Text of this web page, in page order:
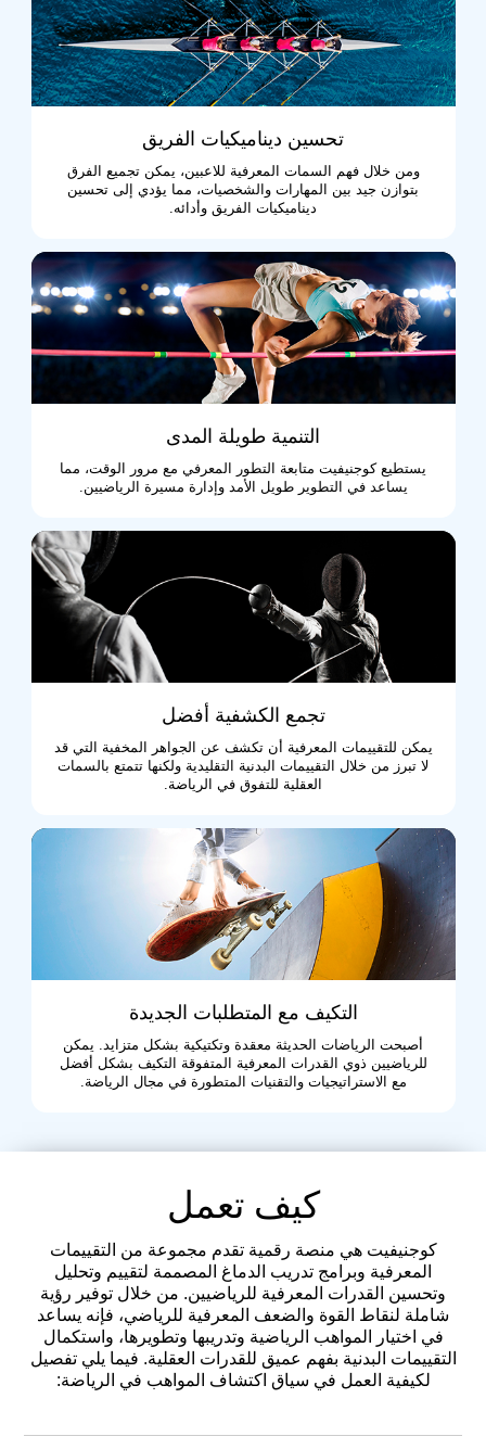
تحسين ديناميكيات الفريق
ومن خلال فهم السمات المعرفية للاعبين، يمكن تجميع الفرق
بتوازن جيد بين المهارات والشخصيات، مما يؤدي إلى تحسين
ديناميكيات الفريق وأدائه.
التنمية طويلة المدى
يستطيع كوجنيفيت متابعة التطور المعرفي مع مرور الوقت، مما
يساعد في التطوير طويل الأمد وإدارة مسيرة الرياضيين.
تجمع الكشفية أفضل
يمكن للتقييمات المعرفية أن تكشف عن الجواهر المخفية التي قد
لا تبرز من خلال التقييمات البدنية التقليدية ولكنها تتمتع بالسمات
العقلية للتفوق في الرياضة.
التكيف مع المتطلبات الجديدة
أصبحت الرياضات الحديثة معقدة وتكتيكية بشكل متزايد. يمكن
للرياضيين ذوي القدرات المعرفية المتفوقة التكيف بشكل أفضل
مع الاستراتيجيات والتقنيات المتطورة في مجال الرياضة.
كيف تعمل
كوجنيفيت هي منصة رقمية تقدم مجموعة من التقييمات
المعرفية وبرامج تدريب الدماغ المصممة لتقييم وتحليل
وتحسين القدرات المعرفية للرياضيين. من خلال توفير رؤية
شاملة لنقاط القوة والضعف المعرفية للرياضي، فإنه يساعد
في اختيار المواهب الرياضية وتدريبها وتطويرها، واستكمال
التقييمات البدنية بفهم عميق للقدرات العقلية. فيما يلي تفصيل
لكيفية العمل في سياق اكتشاف المواهب في الرياضة: